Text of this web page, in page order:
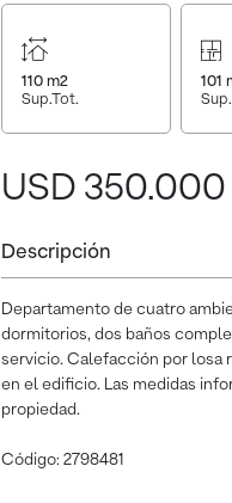
110 m2
Sup.Tot.
101
USD 350.000
Descripción
Departamento de cuatro
dormitorios, dos baños
servicio. Calefacción por losa
en el edificio. Las medidas
propiedad.
Código: 2798481